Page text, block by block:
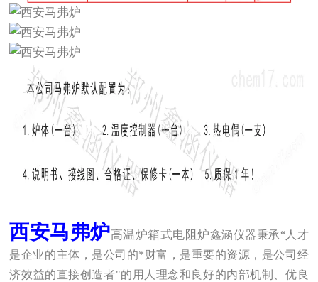
西安马弗炉高温炉箱式电阻炉鑫涵仪器秉承“人才
是企业的主体，是公司的*财富，是重要的资源，是公司经
济效益的直接创造者"的用人理念和良好的内部机制、优良